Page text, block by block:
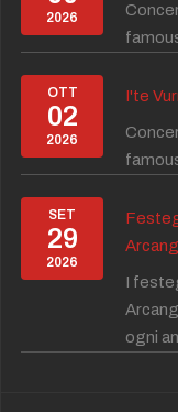
2026
OTT
02
2026
I'te
SET
29
2026
I
ogni